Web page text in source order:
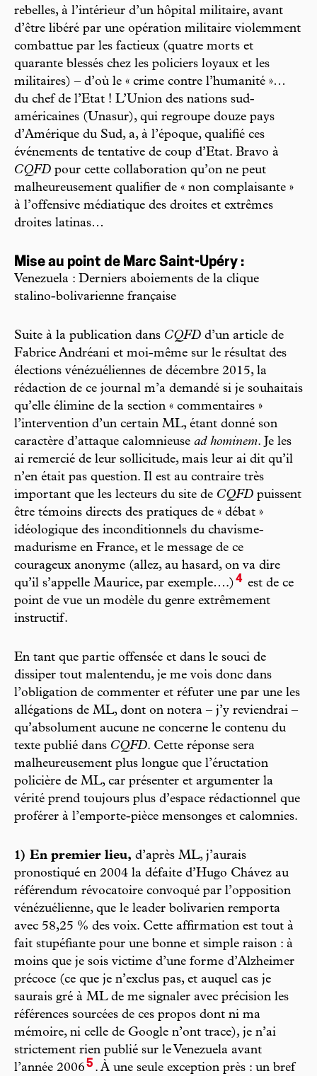
rebelles, à l’intérieur d’un hôpital militaire, avant
d’être libéré par une opération militaire violemment
combattue par les factieux (quatre morts et
quarante blessés chez les policiers loyaux et les
militaires) – d’où le « crime contre l’humanité »…
du chef de l’Etat ! L’Union des nations sud-
américaines (Unasur), qui regroupe douze pays
d’Amérique du Sud, a, à l’époque, qualifié ces
événements de tentative de coup d’Etat. Bravo à
CQFD pour cette collaboration qu’on ne peut
malheureusement qualifier de « non complaisante »
à l’offensive médiatique des droites et extrêmes
droites latinas…
Mise au point de Marc Saint-Upéry :
Venezuela : Derniers aboiements de la clique
stalino-bolivarienne française
Suite à la publication dans CQFD d’un article de
Fabrice Andréani et moi-même sur le résultat des
élections vénézuéliennes de décembre 2015, la
rédaction de ce journal m’a demandé si je souhaitais
qu’elle élimine de la section « commentaires »
l’intervention d’un certain ML, étant donné son
caractère d’attaque calomnieuse ad hominem. Je les
ai remercié de leur sollicitude, mais leur ai dit qu’il
n’en était pas question. Il est au contraire très
important que les lecteurs du site de CQFD puissent
être témoins directs des pratiques de « débat »
idéologique des inconditionnels du chavisme-
madurisme en France, et le message de ce
courageux anonyme (allez, au hasard, on va dire
qu’il s’appelle Maurice, par exemple….)4 est de ce
point de vue un modèle du genre extrêmement
instructif.
En tant que partie offensée et dans le souci de
dissiper tout malentendu, je me vois donc dans
l’obligation de commenter et réfuter une par une les
allégations de ML, dont on notera – j’y reviendrai –
qu’absolument aucune ne concerne le contenu du
texte publié dans CQFD. Cette réponse sera
malheureusement plus longue que l’éructation
policière de ML, car présenter et argumenter la
vérité prend toujours plus d’espace rédactionnel que
proférer à l’emporte-pièce mensonges et calomnies.
1) En premier lieu, d’après ML, j’aurais
pronostiqué en 2004 la défaite d’Hugo Chávez au
référendum révocatoire convoqué par l’opposition
vénézuélienne, que le leader bolivarien remporta
avec 58,25 % des voix. Cette affirmation est tout à
fait stupéfiante pour une bonne et simple raison : à
moins que je sois victime d’une forme d’Alzheimer
précoce (ce que je n’exclus pas, et auquel cas je
saurais gré à ML de me signaler avec précision les
références sourcées de ces propos dont ni ma
mémoire, ni celle de Google n’ont trace), je n’ai
strictement rien publié sur le Venezuela avant
l’année 20065 . À une seule exception près : un bref